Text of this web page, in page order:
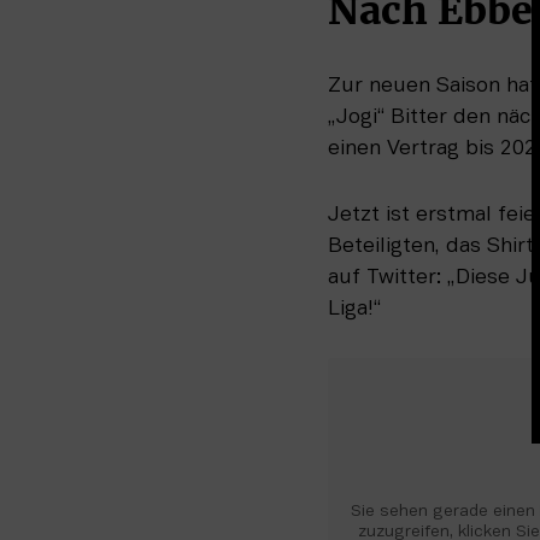
Nach
Zur neuen Saison
„Jogi“ Bitter den
einen Vertrag bis
Jetzt ist erstmal
Beteiligten, das
auf Twitter: „Diese
Liga!“
Sie sehen gerade
zuzugreifen, klicken